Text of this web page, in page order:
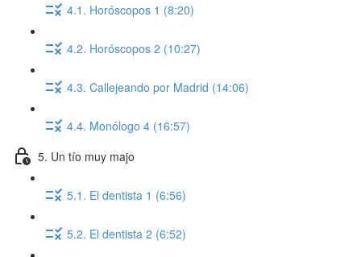
4.1. Horóscopos 1 (8:20)
4.2. Horóscopos 2 (10:27)
4.3. Callejeando por Madrid (14:06)
4.4. Monólogo 4 (16:57)
5. Un tío muy majo
5.1. El dentista 1 (6:56)
5.2. El dentista 2 (6:52)